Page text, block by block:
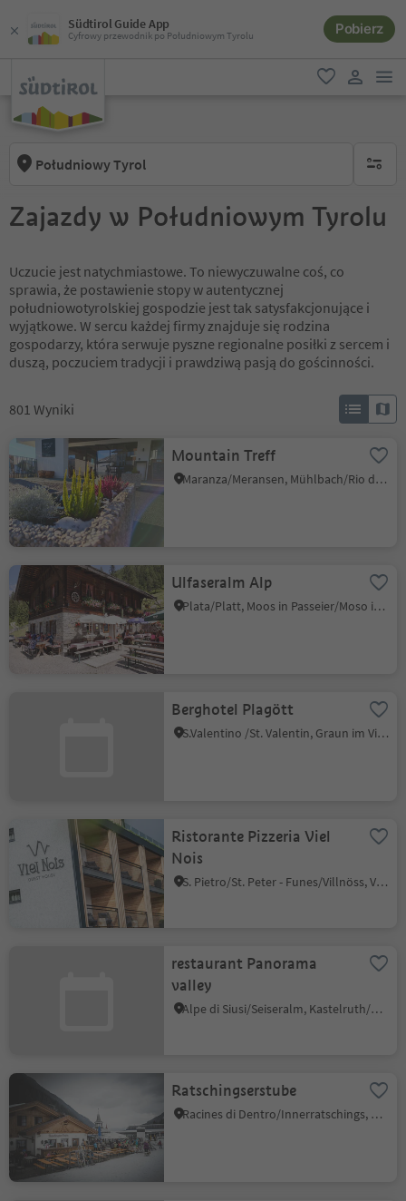
Südtirol Guide App
Cyfrowy przewodnik po Południowym Tyrolu Pobierz
ulubione
Południowy Tyrol brak
Zajazdy w Południowym Tyrolu
Uczucie jest natychmiastowe. To niewyczuwalne coś, co
sprawia, że postawienie stopy w autentycznej
południowotyrolskiej gospodzie jest tak satysfakcjonujące i
wyjątkowe. W sercu każdej firmy znajduje się rodzina
gospodarzy, która serwuje pyszne regionalne posiłki z sercem i
duszą, poczuciem tradycji i prawdziwą pasją do gościnności.
801 Wyniki
Mountain Treff
Maranza/Meransen, Mühlbach/Rio di Pusteria, Brixen/Bressanone and environs
Ulfaseralm Alp
Plata/Platt, Moos in Passeier/Moso in Passiria, Meran/Merano and environs
Berghotel Plagött
S.Valentino /St. Valentin, Graun im Vinschgau/Curon Venosta, Vinschgau/Val Venosta
Ristorante Pizzeria Viel
Nois
S. Pietro/St. Peter - Funes/Villnöss, Villnöss/Funes, Dolomites Region Lüsen Villnöss
restaurant Panorama
valley
Alpe di Siusi/Seiseralm, Kastelruth/Castelrotto, Dolomites Region Seiser Alm
Ratschingserstube
Racines di Dentro/Innerratschings, Ratschings/Racines, Sterzing/Vipiteno and environs